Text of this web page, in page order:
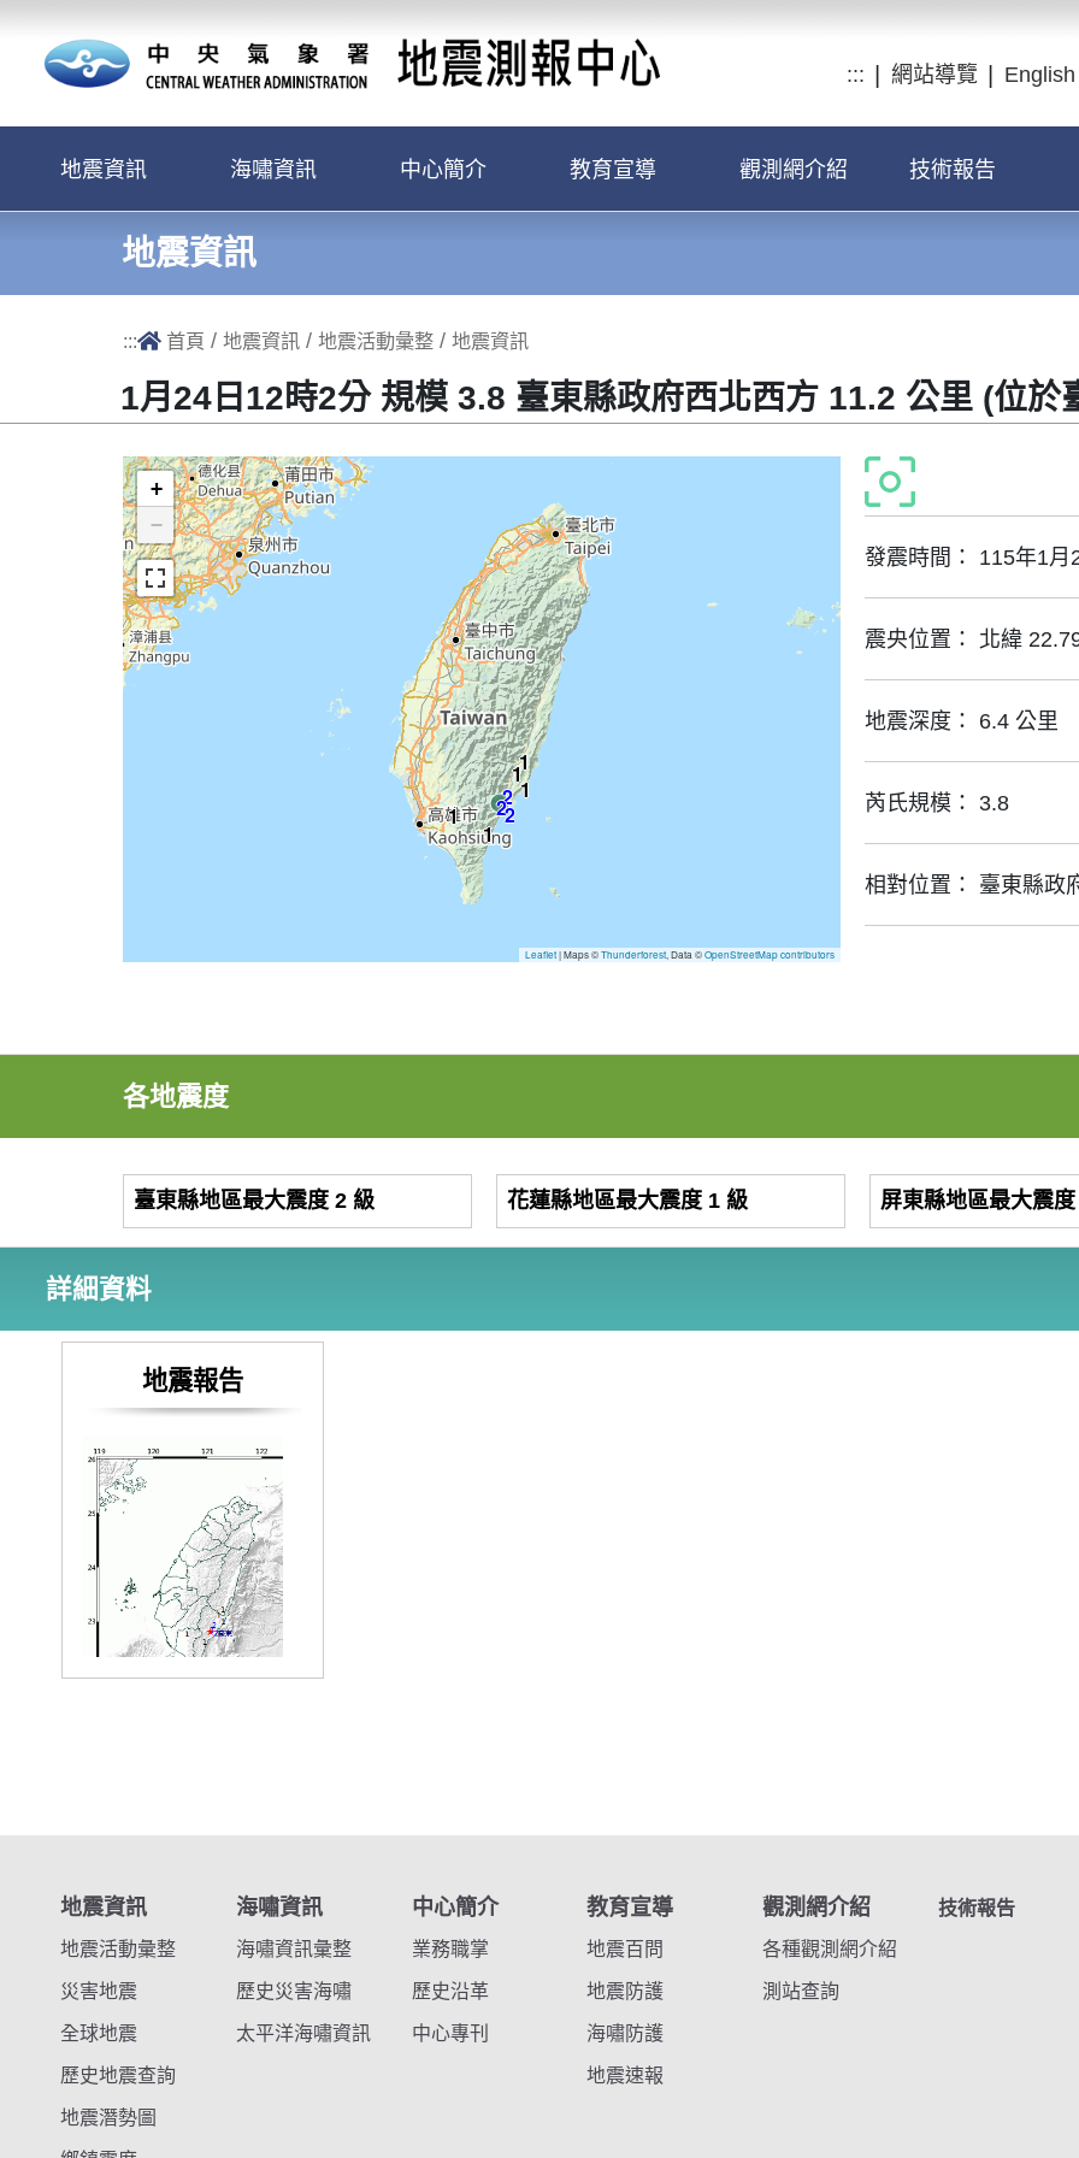
::: 網站導覽 English
地震資訊 海嘯資訊 中心簡介 教育宣導 觀測網介紹 技術報告
地震資訊
::: 首頁 / 地震資訊 / 地震活動彙整 / 地震資訊
1月24日12時2分 規模 3.8 臺東縣政府西北西方 11.2 公里 (位於
1
1
1
1
1
2
2
2
+
−
Leaflet| Maps ©Thunderforest , Data ©OpenStreetMap contributors
發震時間： 115年1月
震央位置： 北緯
地震深度： 6.4 公里
芮氏規模： 3.8
相對位置： 臺東縣政
各地震度
臺東縣地區最大震度 2 級 花蓮縣地區最大震度 1 級 屏東縣地區最大震
詳細資料
地震報告
地震資訊
地震活動彙整
災害地震
全球地震
歷史地震查詢
地震潛勢圖
海嘯資訊
海嘯資訊彙整
歷史災害海嘯
太平洋海嘯資訊
中心簡介
業務職掌
歷史沿革
中心專刊
教育宣導
地震百問
地震防護
海嘯防護
地震速報
觀測網介紹
各種觀測網介紹
測站查詢
技術報告